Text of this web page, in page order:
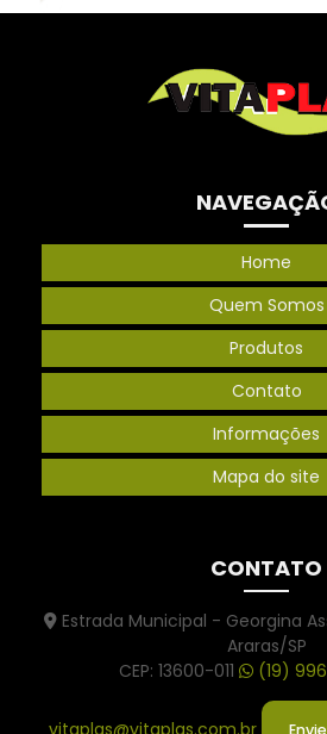
Home
Quem Somos
Produtos
Contato
Informações
Mapa do site
CONTATO
Estrada Municipal - Georgina
Araras/SP
CEP: 13600-011
(19)
vitaplas@vitaplas.com.br